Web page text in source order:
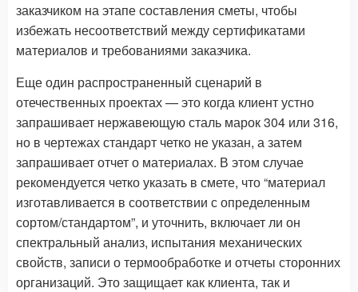
заказчиком на этапе составления сметы, чтобы
избежать несоответствий между сертификатами
материалов и требованиями заказчика.
Еще один распространенный сценарий в
отечественных проектах — это когда клиент устно
запрашивает нержавеющую сталь марок 304 или 316,
но в чертежах стандарт четко не указан, а затем
запрашивает отчет о материалах. В этом случае
рекомендуется четко указать в смете, что “материал
изготавливается в соответствии с определенным
сортом/стандартом”, и уточнить, включает ли он
спектральный анализ, испытания механических
свойств, записи о термообработке и отчеты сторонних
организаций. Это защищает как клиента, так и